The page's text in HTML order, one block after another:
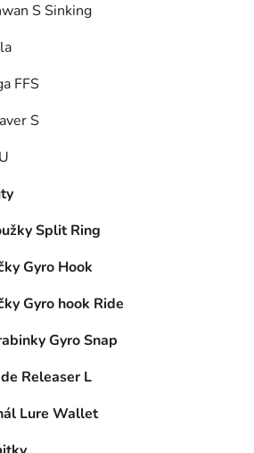
S Sinking
FFS
S
Split Ring
Gyro Hook
Gyro hook Ride
Gyro Snap
Releaser L
Lure Wallet